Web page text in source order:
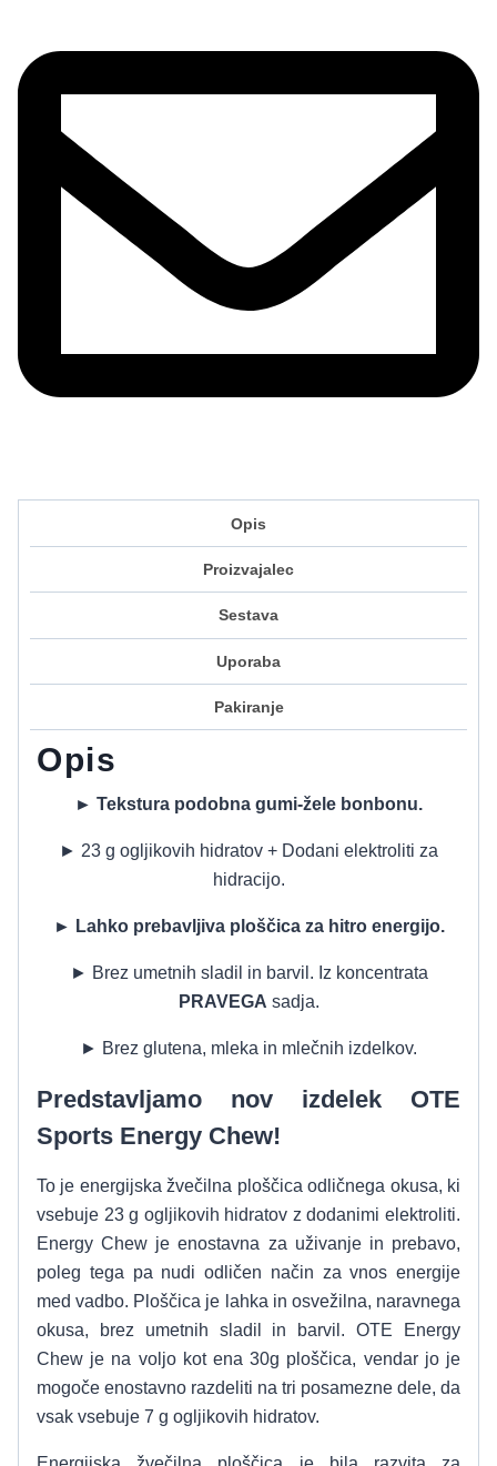
Opis
Proizvajalec
Sestava
Uporaba
Pakiranje
Opis
► Tekstura podobna gumi-žele bonbonu.
► 23 g ogljikovih hidratov + Dodani elektroliti za
hidracijo.
► Lahko prebavljiva ploščica za hitro energijo.
► Brez umetnih sladil in barvil. Iz koncentrata
PRAVEGA sadja.
► Brez glutena, mleka in mlečnih izdelkov.
Predstavljamo nov izdelek OTE
Sports Energy Chew!
To je energijska žvečilna ploščica odličnega okusa, ki
vsebuje 23 g ogljikovih hidratov z dodanimi elektroliti.
Energy Chew je enostavna za uživanje in prebavo,
poleg tega pa nudi odličen način za vnos energije
med vadbo. Ploščica je lahka in osvežilna, naravnega
okusa, brez umetnih sladil in barvil. OTE Energy
Chew je na voljo kot ena 30g ploščica, vendar jo je
mogoče enostavno razdeliti na tri posamezne dele, da
vsak vsebuje 7 g ogljikovih hidratov.